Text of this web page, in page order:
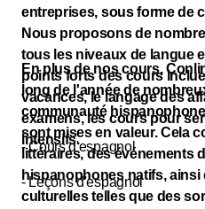
entreprises, sous forme de
Nous proposons de
tous les niveaux de langue
points forts des cours
vacances, le langage des
examens, les cours pour
intensifs.
En plus de nos cours,
long de l'année de
communauté
sont mises en valeur. Cela
littéraires, des événements
hispanophones natifs, ainsi
culturelles telles que des
- Cours d'espagnol
- Leçons d'espagnol